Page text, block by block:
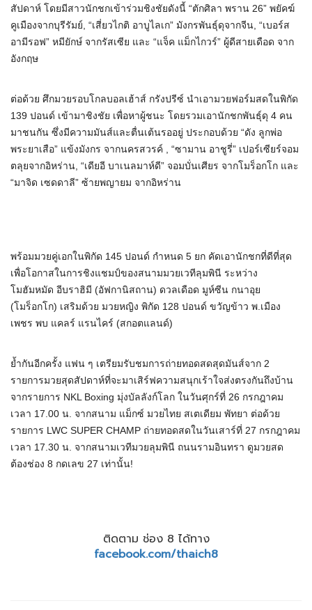
สัปดาห์ โดยมีสาวนักชกเข้าร่วมชิงชัยดังนี้ “ตักศิลา พราน 26” พยัคฆ์
คูเมืองจากบุรีรัมย์, “เสี่ยวไกติ อาบูไลเก” มังกรพันธุ์ดุจากจีน, “เบอร์ส
อามีรอฟ” หมียักษ์ จากรัสเซีย และ “แจ็ค แม็กไกวร์” ผู้ดีสายเดือด จาก
อังกฤษ
ต่อด้วย ศึกมวยรอบโกลบอลเฮ้าส์ กรังปรีซ์ นำเอามวยฟอร์มสดในพิกัด
139 ปอนด์ เข้ามาชิงชัย เพื่อหาผู้ชนะ โดยรวมเอานักชกพันธุ์ดุ 4 คน
มาชนกัน ซึ่งมีความมันส์และตื่นเต้นรออยู่ ประกอบด้วย “ดัง ลูกพ่อ
พระยาเสือ” แข้งมังกร จากนครสวรค์ , “ซามาน อาชูรี่” เปอร์เซียร์จอม
ตลุยจากอิหร่าน, “เดียอี บาเนลมาห์ดี” จอมบั่นเศียร จากโมร็อกโก และ
“มาจิด เซดดาลี” ซ้ายพญายม จากอิหร่าน
พร้อมมวยคู่เอกในพิกัด 145 ปอนด์ กำหนด 5 ยก คัดเอานักชกที่ดีที่สุด
เพื่อโอกาสในการชิงแชมป์ของสนามมวยเวทีลุมพินี ระหว่าง
โมฮัมหมัด อีบราฮิมี (อัฟกานิสถาน) ดวลเดือด มูห์ซีน กนาอุย
(โมร็อกโก) เสริมด้วย มวยหญิง พิกัด 128 ปอนด์ ขวัญข้าว พ.เมือง
เพชร พบ แคลร์ แรนไคร์ (สกอตแลนด์)
ย้ำกันอีกครั้ง แฟน ๆ เตรียมรับชมการถ่ายทอดสดสุดมันส์จาก 2
รายการมวยสุดสัปดาห์ที่จะมาเสิร์ฟความสนุกเร้าใจส่งตรงกันถึงบ้าน
จากรายการ NKL Boxing มุ่งบัลลังก์โลก ในวันศุกร์ที่ 26 กรกฎาคม
เวลา 17.00 น. จากสนาม แม็กซ์ มวยไทย สเตเดียม พัทยา ต่อด้วย
รายการ LWC SUPER CHAMP ถ่ายทอดสดในวันเสาร์ที่ 27 กรกฎาคม
เวลา 17.30 น. จากสนามเวทีมวยลุมพินี ถนนรามอินทรา ดูมวยสด
ต้องช่อง 8 กดเลข 27 เท่านั้น!
ติดตาม ช่อง 8 ได้ทาง
facebook.com/thaich8